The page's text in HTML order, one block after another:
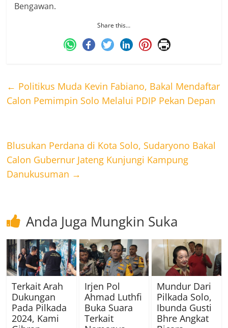
Bengawan.
Share this…
← Politikus Muda Kevin Fabiano, Bakal Mendaftar
Calon Pemimpin Solo Melalui PDIP Pekan Depan
Blusukan Perdana di Kota Solo, Sudaryono Bakal
Calon Gubernur Jateng Kunjungi Kampung
Danukusuman →
Anda Juga Mungkin Suka
Terkait Arah
Dukungan
Pada Pilkada
2024, Kami
Irjen Pol
Ahmad Luthfi
Buka Suara
Terkait
Mundur Dari
Pilkada Solo,
Ibunda Gusti
Bhre Angkat